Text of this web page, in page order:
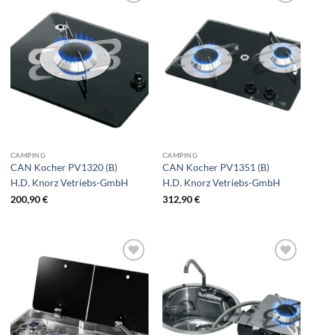
CAMPING
CAN Kocher PV1320 (B)
H.D. Knorz Vetriebs-GmbH
200,90€
CAMPING
CAN Kocher PV1351 (B)
H.D. Knorz Vetriebs-GmbH
312,90€